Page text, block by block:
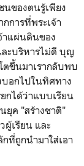
นของตนรู้เพียง
การที่พระเจ้า
าแผ่นดินของ
ละบริหารไม่ดี บุญ
ตขึ้นมาเรากลับพบ
อกไปในทิศทาง
กได้ว่าแบบเรียน
ยุค "สร้างชาติ"
ผู้เรียน และ
ที่ถูกนำมาใส่เอา